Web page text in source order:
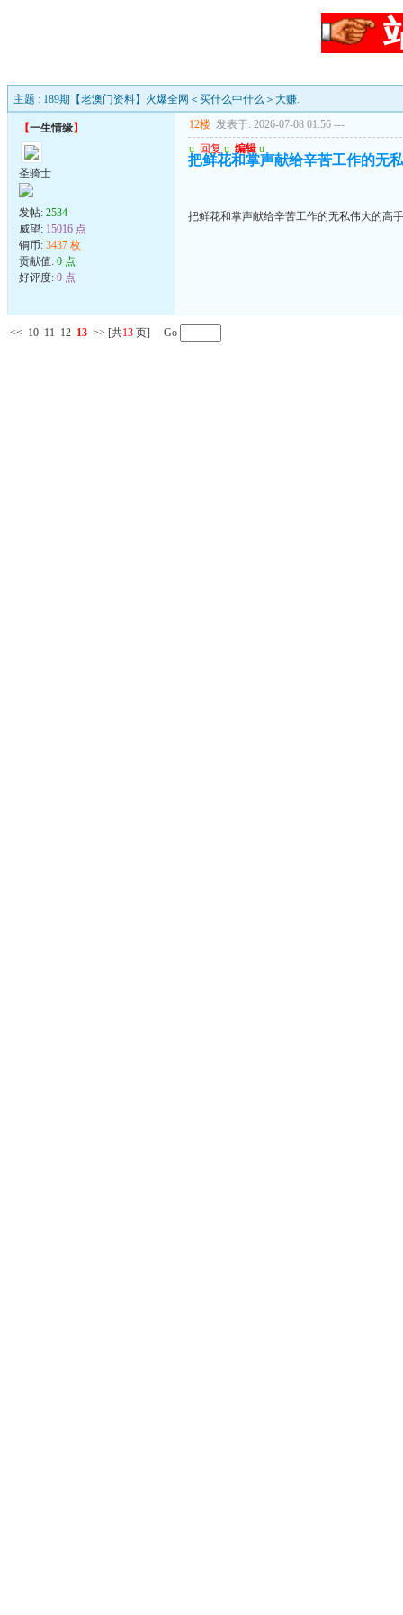
主题 : 189期【老澳门资料】火爆全网＜买什么中什么＞大赚.
【一生情缘】
圣骑士
发帖: 2534
威望: 15016 点
铜币: 3437 枚
贡献值: 0 点
好评度: 0 点
12楼 发表于: 2026-07-08 01:56 ---
u 回复 u 编辑 u
把鲜花和掌声献给辛苦工作的无
把鲜花和掌声献给辛苦工作的无私伟大的高
<< 10 11 12 13 >> [共13 页] Go